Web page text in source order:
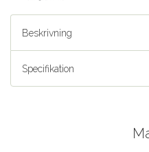
Beskrivning
Specifikation